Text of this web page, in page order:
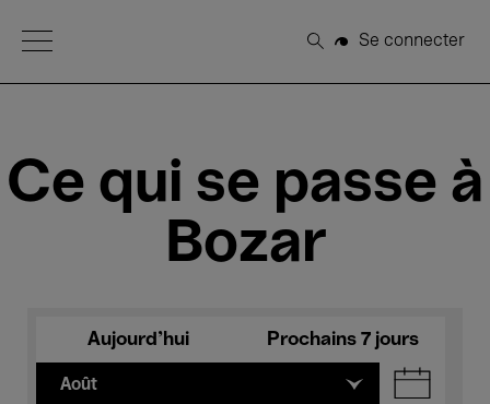
Open Menu
Rechercher
Se connecter
Ce qui se passe à
Bozar
Aujourd'hui Prochains 7 jours
Août